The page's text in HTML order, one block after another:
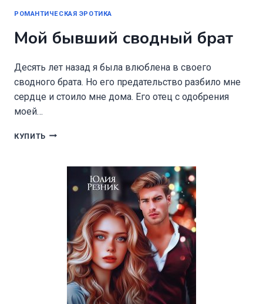
РОМАНТИЧЕСКАЯ ЭРОТИКА
Мой бывший сводный брат
Десять лет назад я была влюблена в своего
сводного брата. Но его предательство разбило мне
сердце и стоило мне дома. Его отец с одобрения
моей…
КУПИТЬ МОЙ